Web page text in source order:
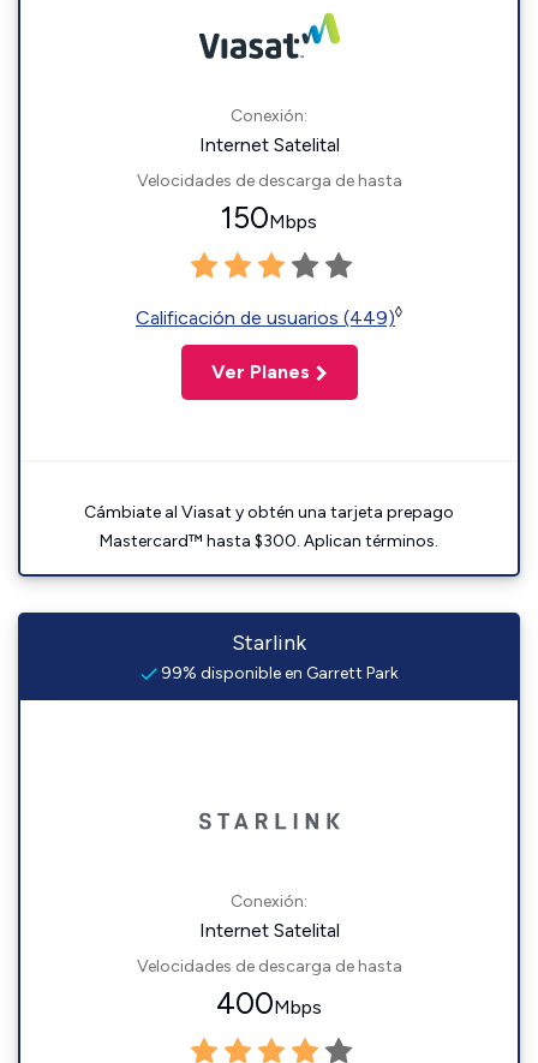
Conexión:
Internet Satelital
Velocidades de descarga de hasta
150Mbps
Calificación de usuarios (449)◊
Ver Planes
Cámbiate al Viasat y obtén una tarjeta prepago
Mastercard™ hasta $300. Aplican términos.
Starlink
99% disponible en Garrett Park
Conexión:
Internet Satelital
Velocidades de descarga de hasta
400Mbps